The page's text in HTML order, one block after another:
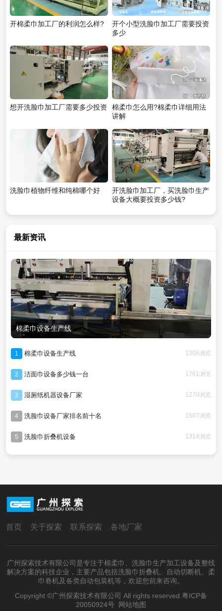
开棉柔巾加工厂的利润怎么样?
开个小型洗脸巾加工厂需要投资
多少
想开洗脸巾加工厂需要多少投资
棉柔巾怎么用?棉柔巾详细用法
讲解
洗脸巾植物纤维和纯棉哪个好
开洗脸巾加工厂，买洗脸巾生产
设备大概要投资多少钱?
最新资讯
棉柔巾设备生产线
1 棉柔巾设备生产线 1306浏览
2 洁面巾设备多少钱一台 1761浏览
3 湿厕纸机器设备厂家 1270浏览
4 洗脸巾设备厂家排名前十名 1507浏览
5 洗脸巾折叠机设备 1314浏览
首页 关于探索 联系探索 各地厂家
广州探索技术有限公司是专注于棉柔巾、洗脸巾生产加工设备及整线
解决方案的科技企业，主要产品包括洗脸巾折叠机、自动切断机、柔
巾卷机及各类自动包装机等，欢迎您前来咨询。
Copyright ©广州探索技术有限公司 All rights reserved. 粤ICP备
20050924号
网站地图